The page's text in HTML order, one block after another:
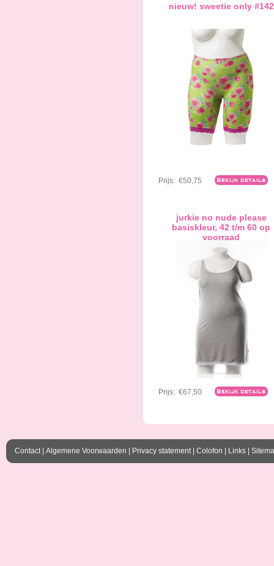
nieuw! sweetie only #142
Prijs: €50,75 Bekijk details
jurkie no nude please
basiskleur, 42 t/m 60 op
voorraad
Prijs: €67,50 Bekijk details
Contact| Algemene Voorwaarden Privacy statement| Colofon Links